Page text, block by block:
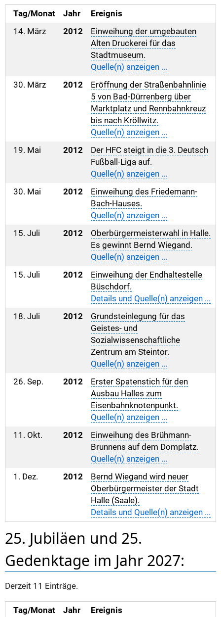
Tag/Monat Jahr
Ereignis
14. März
2012
Einweihung der umgebauten
Alten Druckerei für das
Stadtmuseum.
Quelle(n) anzeigen ...
30. März
2012
Eröffnung der Straßenbahnlinie
5 von Bad-Dürrenberg über
Marktplatz und Rennbahnkreuz
bis nach Kröllwitz.
Quelle(n) anzeigen ...
19. Mai
2012
Der HFC steigt in die 3. Deutsch
Fußball-Liga auf.
Quelle(n) anzeigen ...
30. Mai
2012
Einweihung des Friedemann-
Bach-Hauses.
Quelle(n) anzeigen ...
15. Juli
2012
Oberbürgermeisterwahl in Halle.
Es gewinnt Bernd Wiegand.
Quelle(n) anzeigen ...
15. Juli
2012
Einweihung der Endhaltestelle
Büschdorf.
Details und Quelle(n) anzeigen ...
18. Juli
2012
Grundsteinlegung für das
Geistes- und
Sozialwissenschaftliche
Zentrum am Steintor.
Quelle(n) anzeigen ...
26. Sep.
2012
Erster Spatenstich für den
Ausbau Halles zum
Eisenbahnknotenpunkt.
Quelle(n) anzeigen ...
11. Okt.
2012
Einweihung des Brühmann-
Brunnens auf dem Domplatz.
Quelle(n) anzeigen ...
1. Dez.
2012
Bernd Wiegand wird neuer
Oberbürgermeister der Stadt
Halle (Saale).
Details und Quelle(n) anzeigen ...
25. Jubiläen und 25.
Gedenktage im Jahr 2027:
Derzeit 11 Einträge.
Tag/Monat Jahr
Ereignis